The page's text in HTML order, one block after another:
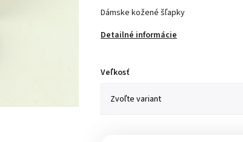
Dámske kožené šľapky
Detailné informácie
Veľkosť